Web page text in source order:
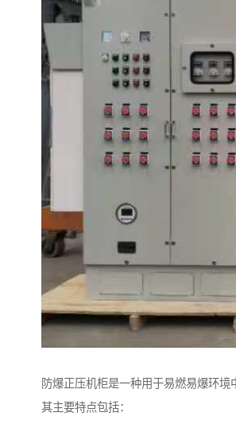
防爆正压机柜是一种用于易燃易爆环境
其主要特点包括：